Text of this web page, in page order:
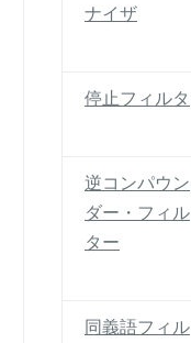
ナイザ
停止フィルタ
逆コンパウン
ダー・フィル
ター
同義語フィル